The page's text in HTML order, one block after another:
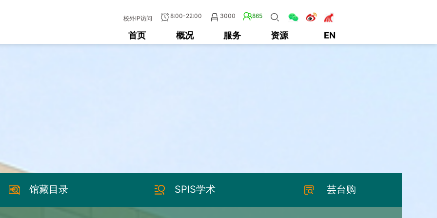
校外IP访问 8:00-22:00 3000 865
首页 概况 服务 资源 EN
馆藏目录 SPIS学术 芸台购